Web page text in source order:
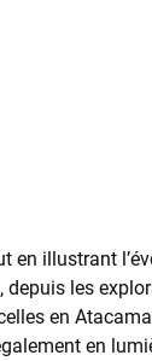
en illustrant
depuis les
en
en